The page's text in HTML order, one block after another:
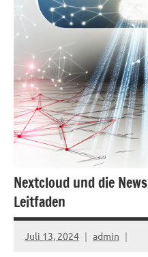
Nextcloud und die
Leitfaden
Juli 13, 2024 admin